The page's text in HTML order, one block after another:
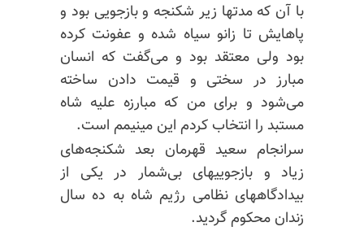
با آن که مدتها زیر شکنجه و بازجویی بود و
پاهایش تا زانو سیاه شده و عفونت کرده
بود ولی معتقد بود و می‌گفت که انسان
مبارز در سختی و قیمت دادن ساخته
می‌شود و برای من که مبارزه علیه شاه
مستبد را انتخاب کردم این مینیمم است.
سرانجام سعید قهرمان بعد شکنجه‌های
زیاد و بازجوییهای بی‌شمار در یکی از
بیدادگاههای نظامی رژیم شاه به ده سال
زندان محکوم گردید.